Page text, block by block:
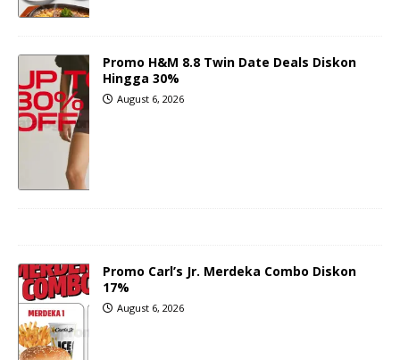
Promo H&M 8.8 Twin Date Deals Diskon
Hingga 30%
August 6, 2026
Promo Carl’s Jr. Merdeka Combo Diskon
17%
August 6, 2026